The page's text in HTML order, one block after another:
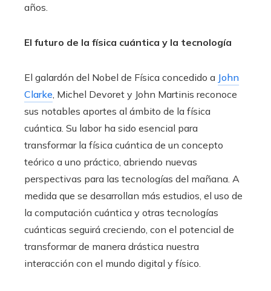
años.
El futuro de la física cuántica y la tecnología
El galardón del Nobel de Física concedido a John
Clarke , Michel Devoret y John Martinis reconoce
sus notables aportes al ámbito de la física
cuántica. Su labor ha sido esencial para
transformar la física cuántica de un concepto
teórico a uno práctico, abriendo nuevas
perspectivas para las tecnologías del mañana. A
medida que se desarrollan más estudios, el uso de
la computación cuántica y otras tecnologías
cuánticas seguirá creciendo, con el potencial de
transformar de manera drástica nuestra
interacción con el mundo digital y físico.